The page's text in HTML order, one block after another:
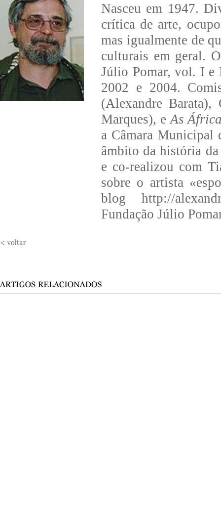
Nasceu em 1947.
crítica de arte,
mas igualmente de
culturais em geral.
Júlio Pomar, vol. I e
2002 e 2004.
(Alexandre
Marques), e As
a Câmara Municipal
âmbito da história
e co-realizou com
sobre o artista
blog http://
Fundação Júlio